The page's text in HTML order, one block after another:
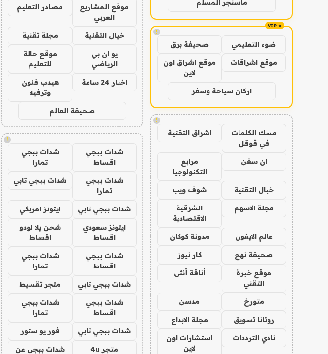
ماسنجر المسلم
!
ضوء التعليمي صحيفة برق
موقع اشراقات
موقع اشراق اون
لاين
اركان سياحة وسفر
!
مسك الكلمات
في قوقل
اشراق التقنية
ان سفن
مرابع
التكنولوجيا
خيال التقنية شوف ويب
مجلة الاسهم
الشرقية
الاقتصادية
عالم الايفون مدونة كوكان
صحيفة نهج كار نيوز
موقع خبرة
التقني
أناقة أنثى
متورخ مدسن
روتانا تسويق مجلة الابداع
نادي الترددات
استشارات اون
لاين
موقع المشاريع
العربي
مصادر التعليم
خيال التقنية مجلة تقنية
يو ان بي
الرياضي
موقع حالة
للتعليم
اخبار 24 ساعة
هيدب فنون
وترفيه
صحيفة العالم
!
شدات ببجي
اقساط
شدات ببجي
تمارا
شدات ببجي
تمارا
شدات ببجي تابي
شدات ببجي تابي ايتونز امريكي
ايتونز سعودي
اقساط
شحن يلا لودو
اقساط
شدات ببجي
اقساط
شدات ببجي
تمارا
شدات ببجي تابي متجر تقسيط
شدات ببجي
اقساط
شدات ببجي
تمارا
شدات ببجي تابي فور يو ستور
متجر 4u شدات ببجي عن